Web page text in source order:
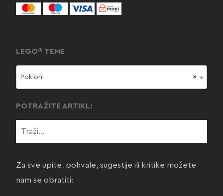
LEGO® TEME
×
Pokloni
POTRAŽITE ARTIKL:
Za sve upite, pohvale, sugestije ili kritike možete
nam se obratiti: